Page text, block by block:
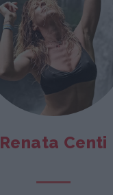
Renata Centi